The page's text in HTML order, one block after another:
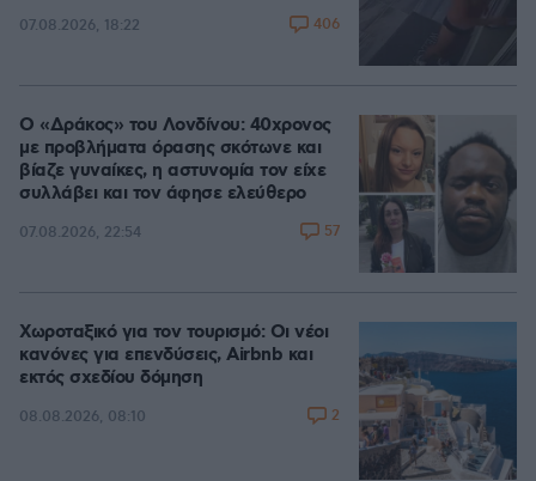
07.08.2026, 18:22 406
Ο «Δράκος» του Λονδίνου: 40χρονος
με προβλήματα όρασης σκότωνε και
βίαζε γυναίκες, η αστυνομία τον είχε
συλλάβει και τον άφησε ελεύθερο
07.08.2026, 22:54 57
Χωροταξικό για τον τουρισμό: Οι νέοι
κανόνες για επενδύσεις, Airbnb και
εκτός σχεδίου δόμηση
08.08.2026, 08:10 2